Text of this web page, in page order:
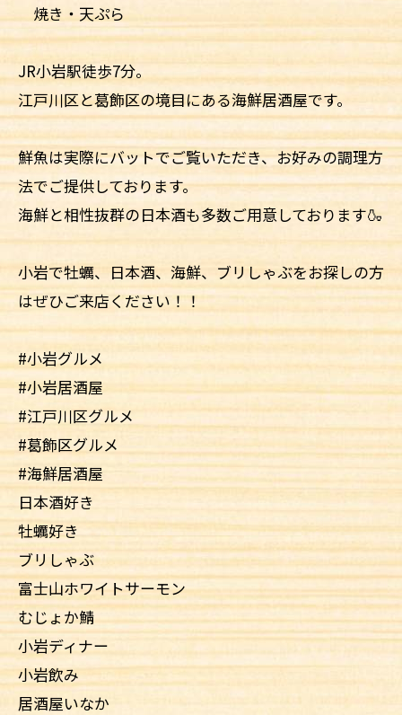
焼き・天ぷら
JR小岩駅徒歩7分。
江戸川区と葛飾区の境目にある海鮮居酒屋です。
鮮魚は実際にバットでご覧いただき、お好みの調理方
法でご提供しております。
海鮮と相性抜群の日本酒も多数ご用意しております🍶
小岩で牡蠣、日本酒、海鮮、ブリしゃぶをお探しの方
はぜひご来店ください！！
#小岩グルメ
#小岩居酒屋
#江戸川区グルメ
#葛飾区グルメ
#海鮮居酒屋
日本酒好き
牡蠣好き
ブリしゃぶ
富士山ホワイトサーモン
むじょか鯖
小岩ディナー
小岩飲み
居酒屋いなか